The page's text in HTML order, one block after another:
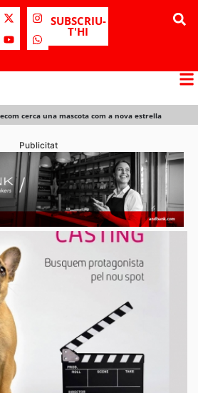
SUBSCRIU-
T'HI
cerca una mascota com a nova estrella
Publicitat